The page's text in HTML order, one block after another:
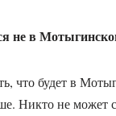
не в
что будет в
Никто не может